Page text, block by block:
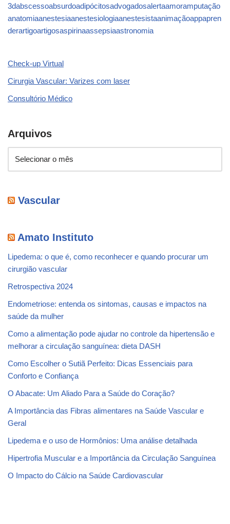
3dabscessoabsurdoadipócitosadvogadosalertaamoramputação
anatomiaanestesiaanestesiologiaanestesistaanimaçãoappapren
derartigoartigosaspirinaassepsiaastronomia
Check-up Virtual
Cirurgia Vascular: Varizes com laser
Consultório Médico
Arquivos
Vascular
Amato Instituto
Lipedema: o que é, como reconhecer e quando procurar um
cirurgião vascular
Retrospectiva 2024
Endometriose: entenda os sintomas, causas e impactos na
saúde da mulher
Como a alimentação pode ajudar no controle da hipertensão e
melhorar a circulação sanguínea: dieta DASH
Como Escolher o Sutiã Perfeito: Dicas Essenciais para
Conforto e Confiança
O Abacate: Um Aliado Para a Saúde do Coração?
A Importância das Fibras alimentares na Saúde Vascular e
Geral
Lipedema e o uso de Hormônios: Uma análise detalhada
Hipertrofia Muscular e a Importância da Circulação Sanguínea
O Impacto do Cálcio na Saúde Cardiovascular